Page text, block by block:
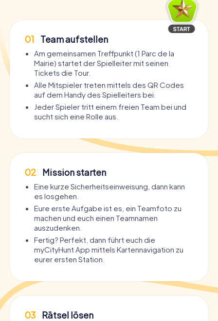
01 Team aufstellen
Am gemeinsamen Treffpunkt (1 Parc de la
Mairie) startet der Spielleiter mit seinen
Tickets die Tour.
Alle Mitspieler treten mittels des QR Codes
auf dem Handy des Spielleiters bei.
Jeder Spieler tritt einem freien Team bei und
sucht sich eine Rolle aus.
02 Mission starten
Eine kurze Sicherheitseinweisung, dann kann
es losgehen.
Eure erste Aufgabe ist es, ein Teamfoto zu
machen und euch einen Teamnamen
auszudenken.
Fertig? Perfekt, dann führt euch die
myCityHunt App mittels Kartennavigation zu
eurer ersten Station.
03 Rätsel lösen